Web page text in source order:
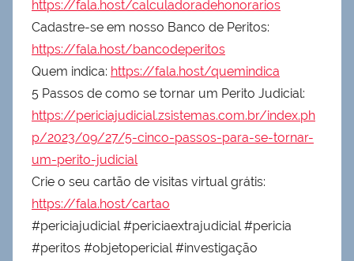
https://fala.host/calculadoradehonorarios
Cadastre-se em nosso Banco de Peritos:
https://fala.host/bancodeperitos
Quem indica: https://fala.host/quemindica
5 Passos de como se tornar um Perito Judicial:
https://periciajudicial.zsistemas.com.br/index.ph
p/2023/09/27/5-cinco-passos-para-se-tornar-
um-perito-judicial
Crie o seu cartão de visitas virtual grátis:
https://fala.host/cartao
#periciajudicial #periciaextrajudicial #pericia
#peritos #objetopericial #investigação